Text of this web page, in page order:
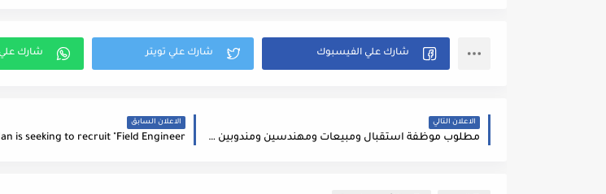
الاعلان التالي
مطلوب موظفة استقبال ومبيعات ومهندسين ومندوبين مبيعات
الاعلان السابق